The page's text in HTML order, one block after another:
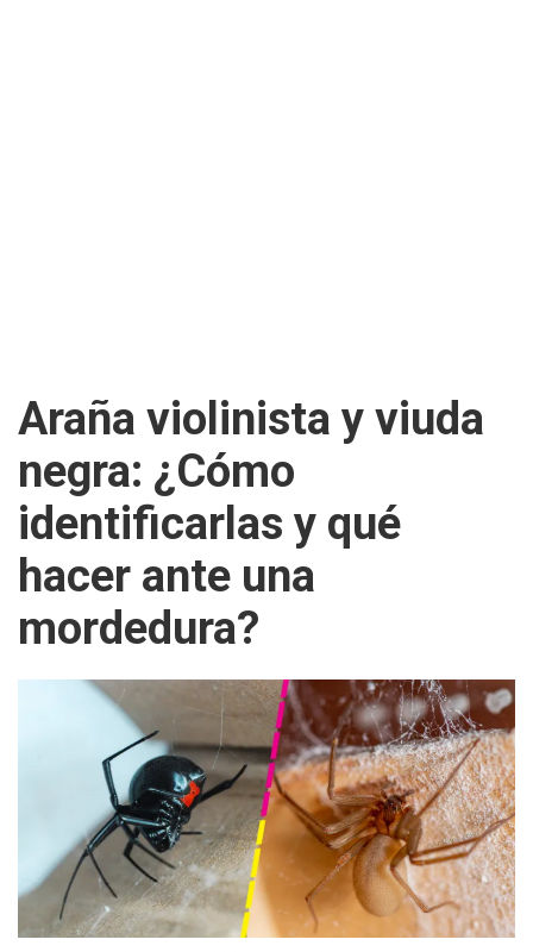
Araña violinista y viuda
negra: ¿Cómo
identificarlas y qué
hacer ante una
mordedura?